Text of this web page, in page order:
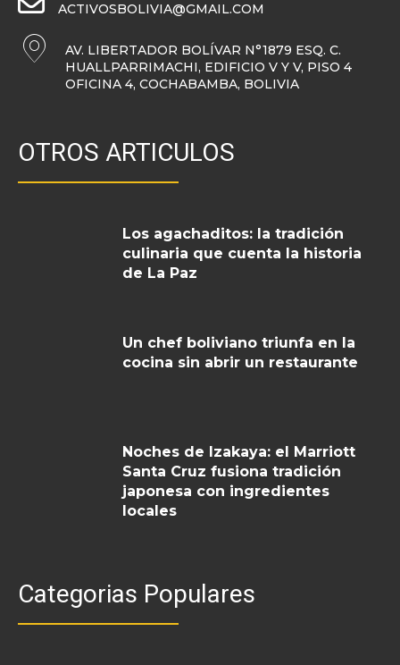
ACTIVOSBOLIVIA@GMAIL.COM
AV. LIBERTADOR BOLÍVAR N°1879 ESQ. C.
HUALLPARRIMACHI, EDIFICIO V Y V, PISO 4
OFICINA 4, COCHABAMBA, BOLIVIA
OTROS ARTICULOS
Los agachaditos: la tradición
culinaria que cuenta la historia
de La Paz
Un chef boliviano triunfa en la
cocina sin abrir un restaurante
Noches de Izakaya: el Marriott
Santa Cruz fusiona tradición
japonesa con ingredientes
locales
Categorias Populares